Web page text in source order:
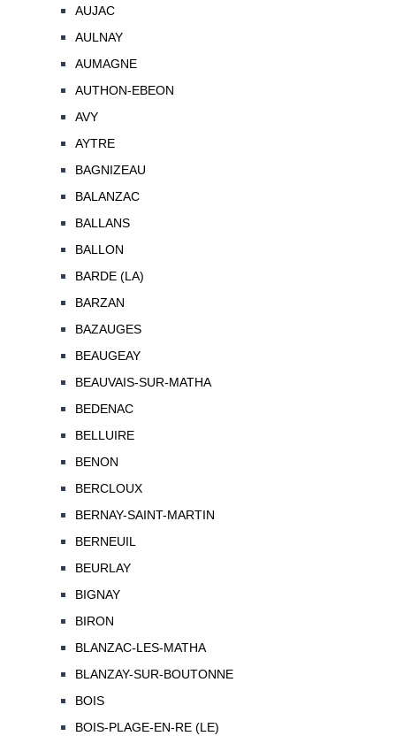
AUJAC
AULNAY
AUMAGNE
AUTHON-EBEON
AVY
AYTRE
BAGNIZEAU
BALANZAC
BALLANS
BALLON
BARDE (LA)
BARZAN
BAZAUGES
BEAUGEAY
BEAUVAIS-SUR-MATHA
BEDENAC
BELLUIRE
BENON
BERCLOUX
BERNAY-SAINT-MARTIN
BERNEUIL
BEURLAY
BIGNAY
BIRON
BLANZAC-LES-MATHA
BLANZAY-SUR-BOUTONNE
BOIS
BOIS-PLAGE-EN-RE (LE)